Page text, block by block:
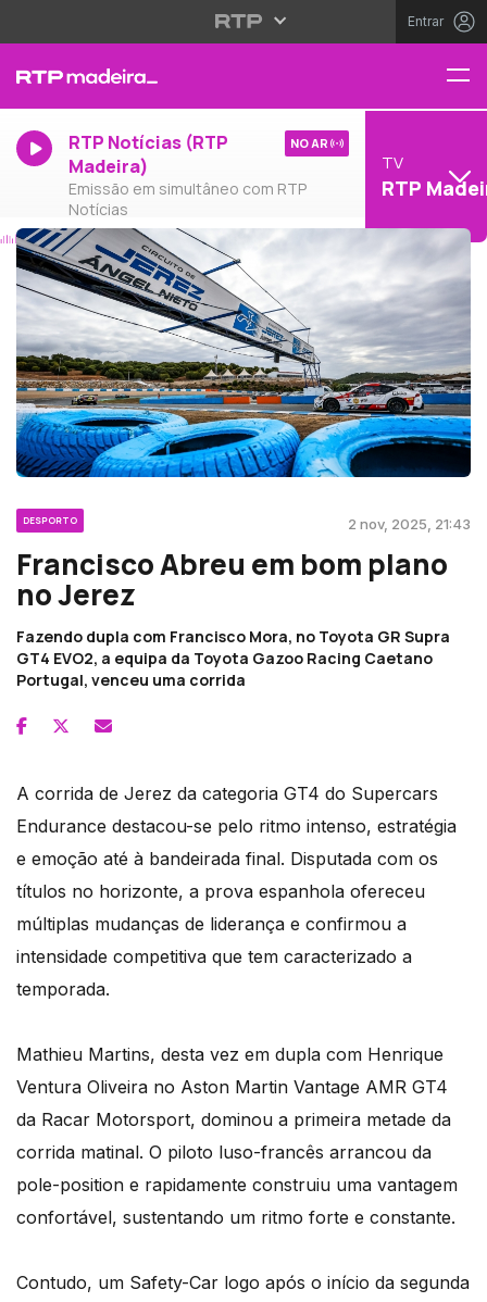
Entrar
RTP Notícias (RTP
Madeira)
Emissão em simultâneo com RTP
Notícias
NO AR
TV
RTP
DESPORTO 2 nov, 2025, 21:43
Francisco Abreu em bom plano
no Jerez
Fazendo dupla com Francisco Mora, no Toyota GR Supra
GT4 EVO2, a equipa da Toyota Gazoo Racing Caetano
Portugal, venceu uma corrida
A corrida de Jerez da categoria GT4 do Supercars
Endurance destacou-se pelo ritmo intenso, estratégia
e emoção até à bandeirada final. Disputada com os
títulos no horizonte, a prova espanhola ofereceu
múltiplas mudanças de liderança e confirmou a
intensidade competitiva que tem caracterizado a
temporada.
Mathieu Martins, desta vez em dupla com Henrique
Ventura Oliveira no Aston Martin Vantage AMR GT4
da Racar Motorsport, dominou a primeira metade da
corrida matinal. O piloto luso-francês arrancou da
pole-position e rapidamente construiu uma vantagem
confortável, sustentando um ritmo forte e constante.
Contudo, um Safety-Car logo após o início da segunda